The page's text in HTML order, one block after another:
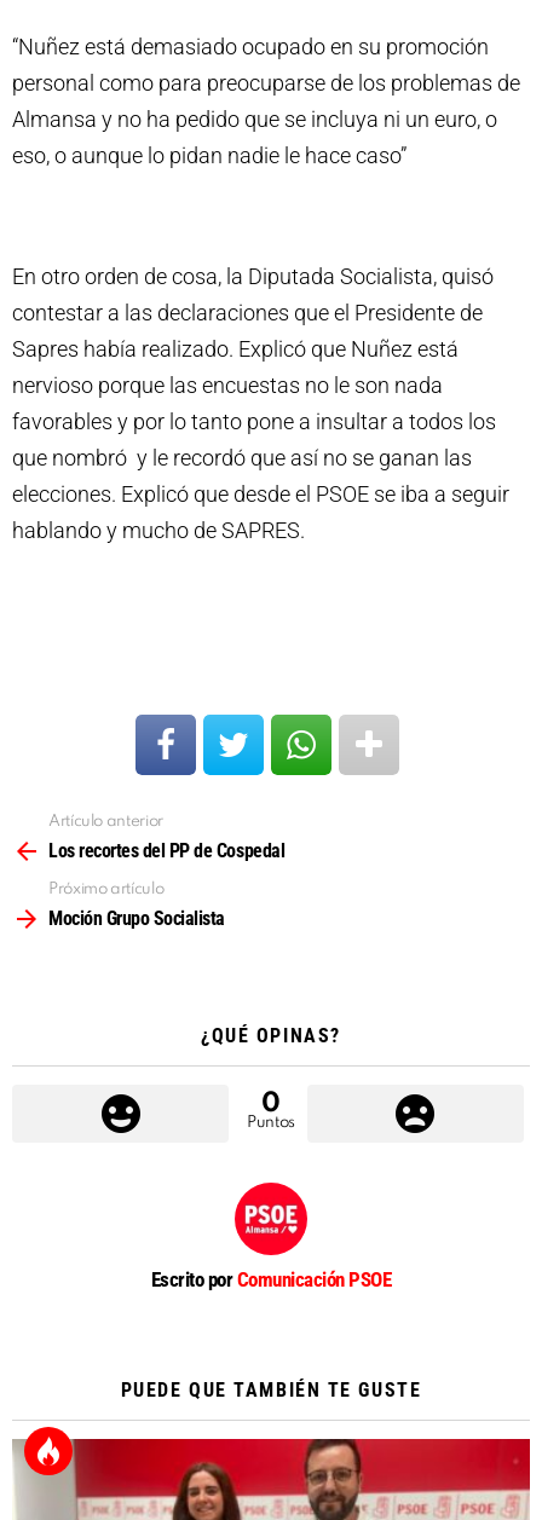
“Nuñez está demasiado ocupado en su promoción
personal como para preocuparse de los problemas de
Almansa y no ha pedido que se incluya ni un euro, o
eso, o aunque lo pidan nadie le hace caso”
En otro orden de cosa, la Diputada Socialista, quisó
contestar a las declaraciones que el Presidente de
Sapres había realizado. Explicó que Nuñez está
nervioso porque las encuestas no le son nada
favorables y por lo tanto pone a insultar a todos los
que nombró y le recordó que así no se ganan las
elecciones. Explicó que desde el PSOE se iba a seguir
hablando y mucho de SAPRES.
más
Artículo anterior
Los recortes del PP de Cospedal
Próximo artículo
Moción Grupo Socialista
¿QUÉ OPINAS?
0
Puntos
Escrito porComunicación PSOE
PUEDE QUE TAMBIÉN TE GUSTE